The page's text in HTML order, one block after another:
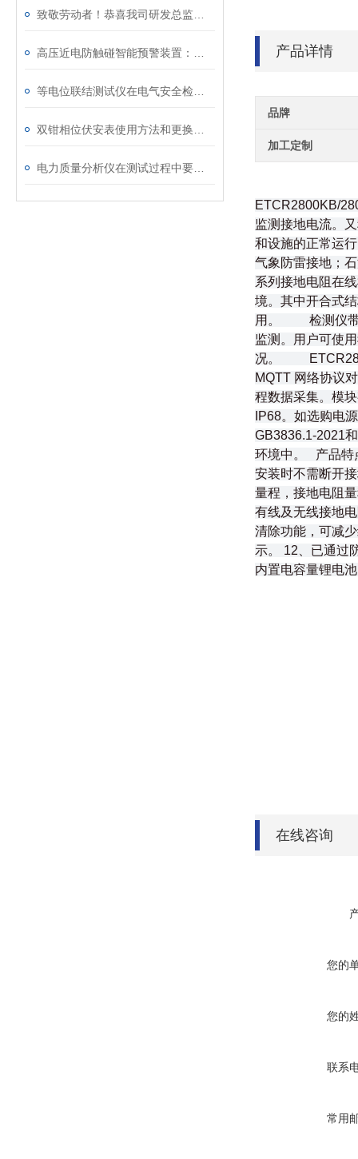
产品详情
品牌
加工定制
ETCR2800KB/
监测接地电流。
和设施的正常运
气象防雷接地；
系列接地电阻在
境。其中开合式
用。 检测仪带有
监测。用户可使
况。 ETCR2800
MQTT 网络协议
程数据采集。模
IP68。如选购电
GB3836.1-2021
环境中。 产品特
安装时不需断开
量程，接地电阻
有线及无线接地
清除功能，可减
示。 12、已通过
内置电容量锂电
在线咨询
您的
您的
联系
常用